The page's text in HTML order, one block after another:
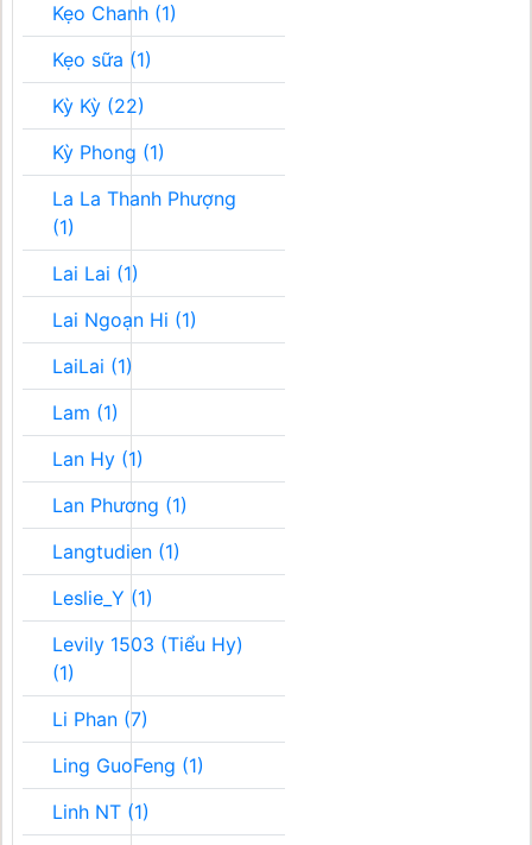
Kẹo Chanh (1)
Kẹo sữa (1)
Kỳ Kỳ (22)
Kỳ Phong (1)
La La Thanh Phượng
(1)
Lai Lai (1)
Lai Ngoạn Hi (1)
LaiLai (1)
Lam (1)
Lan Hy (1)
Lan Phương (1)
Langtudien (1)
Leslie_Y (1)
Levily 1503 (Tiểu Hy)
(1)
Li Phan (7)
Ling GuoFeng (1)
Linh NT (1)